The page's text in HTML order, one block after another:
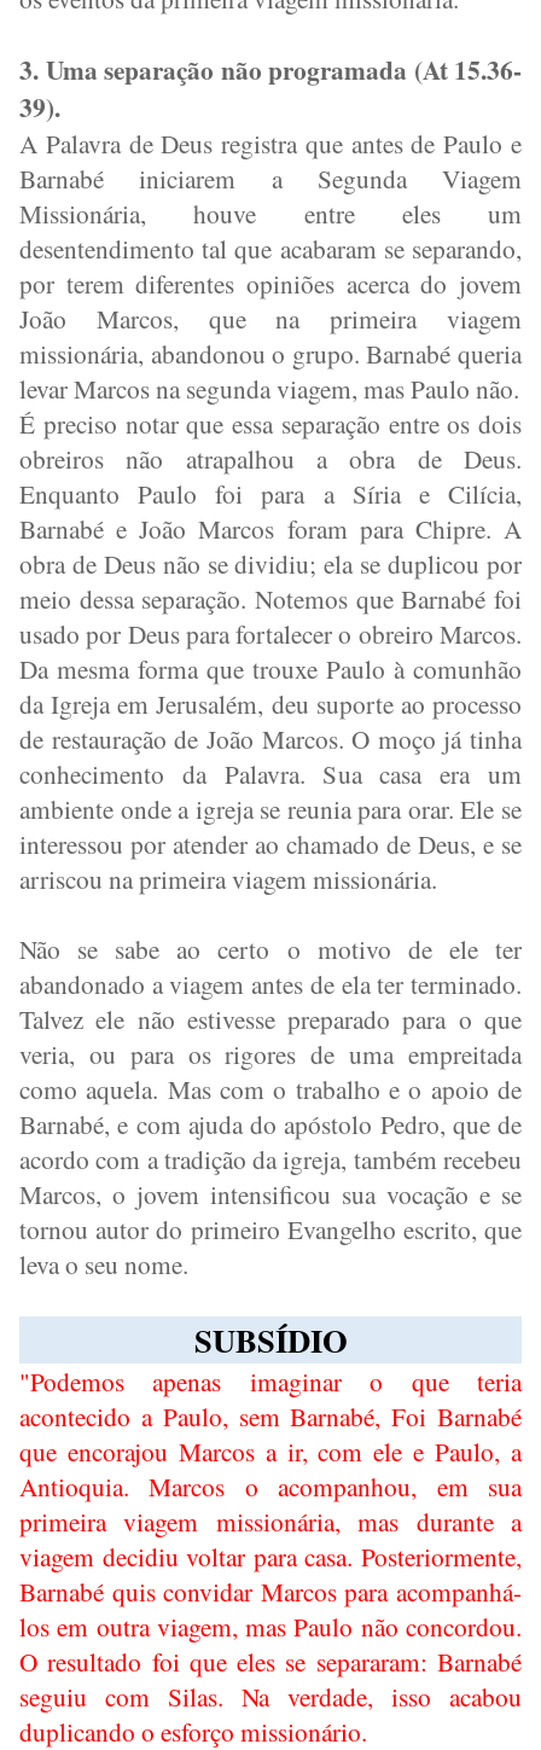
3. Uma separação não programada (At 15.36-
39).
A Palavra de Deus registra que antes de Paulo e
Barnabé iniciarem a Segunda Viagem
Missionária, houve entre eles um
desentendimento tal que acabaram se separando,
por terem diferentes opiniões acerca do jovem
João Marcos, que na primeira viagem
missionária, abandonou o grupo. Barnabé queria
levar Marcos na segunda viagem, mas Paulo não.
É preciso notar que essa separação entre os dois
obreiros não atrapalhou a obra de Deus.
Enquanto Paulo foi para a Síria e Cilícia,
Barnabé e João Marcos foram para Chipre. A
obra de Deus não se dividiu; ela se duplicou por
meio dessa separação. Notemos que Barnabé foi
usado por Deus para fortalecer o obreiro Marcos.
Da mesma forma que trouxe Paulo à comunhão
da Igreja em Jerusalém, deu suporte ao processo
de restauração de João Marcos. O moço já tinha
conhecimento da Palavra. Sua casa era um
ambiente onde a igreja se reunia para orar. Ele se
interessou por atender ao chamado de Deus, e se
arriscou na primeira viagem missionária.
Não se sabe ao certo o motivo de ele ter
abandonado a viagem antes de ela ter terminado.
Talvez ele não estivesse preparado para o que
veria, ou para os rigores de uma empreitada
como aquela. Mas com o trabalho e o apoio de
Barnabé, e com ajuda do apóstolo Pedro, que de
acordo com a tradição da igreja, também recebeu
Marcos, o jovem intensificou sua vocação e se
tornou autor do primeiro Evangelho escrito, que
leva o seu nome.
SUBSÍDIO
"Podemos apenas imaginar o que teria
acontecido a Paulo, sem Barnabé, Foi Barnabé
que encorajou Marcos a ir, com ele e Paulo, a
Antioquia. Marcos o acompanhou, em sua
primeira viagem missionária, mas durante a
viagem decidiu voltar para casa. Posteriormente,
Barnabé quis convidar Marcos para acompanhá-
los em outra viagem, mas Paulo não concordou.
O resultado foi que eles se separaram: Barnabé
seguiu com Silas. Na verdade, isso acabou
duplicando o esforço missionário.